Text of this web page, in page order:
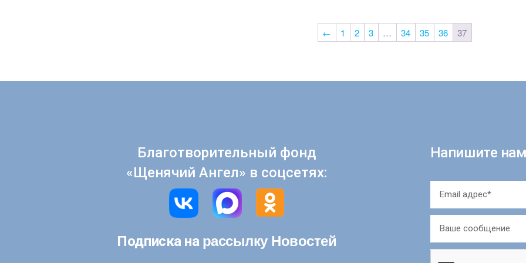
← 1 2 3 … 34 35 36 37
Благотворительный фонд
«Щенячий Ангел» в соцсетях:
Подписка на рассылку Новостей
Напишите